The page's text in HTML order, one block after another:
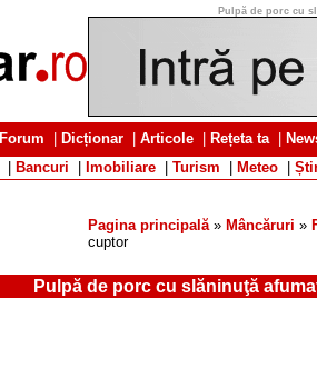
Pulpă de porc cu
Forum Dicționar Articole Rețeta ta|
Bancuri Imobiliare Turism Meteo
Pagina principală» Mâncăruri »
cuptor
Pulpă de porc cu slăninuţă